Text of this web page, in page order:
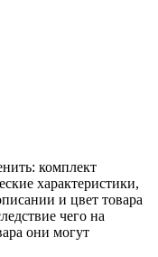
комплект
характеристики,
и цвет товара
чего на
они могут